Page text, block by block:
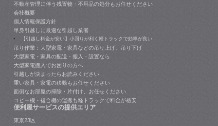
不動産管理に伴う残置物・不用品の処分もお任せください
会社概要
個人情報保護方針
単身引越しに最適な引越し業者
【引越し料金が安い】小回りが利く軽トラックで効率が良い
吊り作業：大型家電・家具などの吊り上げ、吊り下げ
大型家電・家具の配送・搬入・設置なら
大型家電搬入でお困りの方へ
引越しが決まったらお読みください
重い家具・家電の移動もお任せください
面倒なお部屋の掃除・片付け、お任せください
コピー機・複合機の運搬も軽トラックで料金が格安
便利屋サービスの提供エリア
東京23区